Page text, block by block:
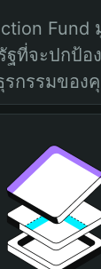
Fund
ฐที่จะปกป้อ
รกรรมของ